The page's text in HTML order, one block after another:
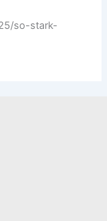
so-stark-